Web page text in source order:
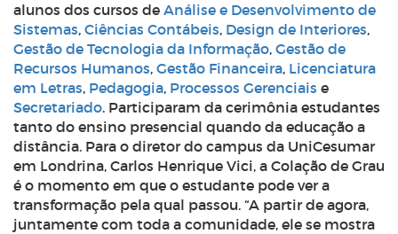
alunos dos cursos de Análise e Desenvolvimento de
Sistemas, Ciências Contábeis, Design de Interiores,
Gestão de Tecnologia da Informação, Gestão de
Recursos Humanos, Gestão Financeira, Licenciatura
em Letras, Pedagogia, Processos Gerenciais e
Secretariado. Participaram da cerimônia estudantes
tanto do ensino presencial quando da educação a
distância. Para o diretor do campus da UniCesumar
em Londrina, Carlos Henrique Vici, a Colação de Grau
é o momento em que o estudante pode ver a
transformação pela qual passou. “A partir de agora,
juntamente com toda a comunidade, ele se mostra